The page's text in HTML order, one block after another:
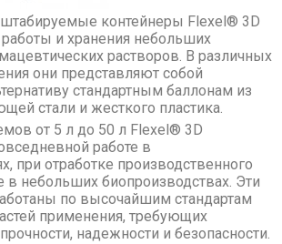
контейнеры Flexel® 3D
и хранения небольших
растворов. В различных
они представляют собой
стандартным баллонам из
стали и жесткого пластика.
от 5 л до 50 л Flexel® 3D
работе в
при отработке производственного
в небольших биопроизводствах. Эти
по высочайшим стандартам
применения, требующих
надежности и безопасности.